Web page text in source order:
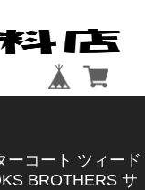
ーコート ツィード
BROTHERS サ